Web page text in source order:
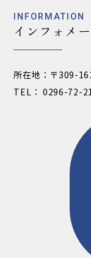
INFORMATION
インフォメ
所在地：〒309-
TEL： 0296-72-